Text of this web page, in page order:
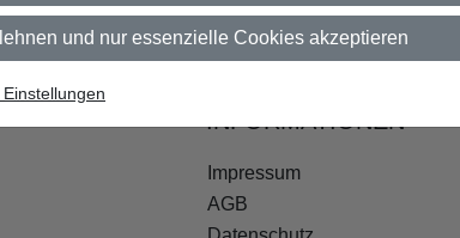
INFORMATIONEN
Impressum
AGB
und nur essenzielle Cookies akzeptieren